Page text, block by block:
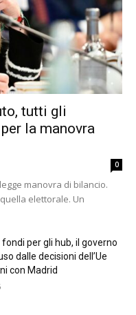
tutti gli
la manovra
0
manovra di bilancio.
elettorale. Un
per gli hub, il governo
dalle decisioni dell’Ue
con Madrid